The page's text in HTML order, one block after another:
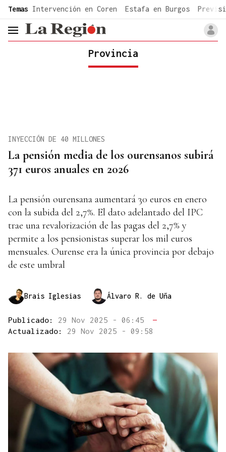
common.go-to-content
Temas Intervención en Coren Estafa en Burgos
header.menu.open
Provincia
La pensión media de los ourensanos subirá
371 euros anuales en 2026
INYECCIÓN DE 40 MILLONES
La pensión ourensana aumentará 30 euros en enero
con la subida del 2,7%. El dato adelantado del IPC
trae una revalorización de las pagas del 2,7% y
permite a los pensionistas superar los mil euros
mensuales. Ourense era la única provincia por debajo
de este umbral
Brais Iglesias Álvaro R. de Uña
Publicado: 29 Nov 2025 - 06:45
—
Actualizado: 29 Nov 2025 - 09:58